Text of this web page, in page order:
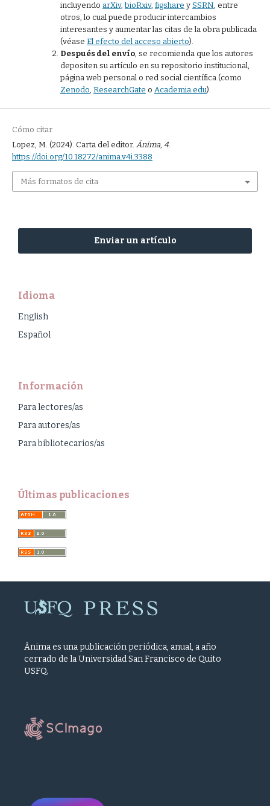
incluyendo arXiv,bioRxiv, figshare y SSRN, entre
otros, lo cual puede producir intercambios
interesantes y aumentar las citas de la obra publicada
(véase El efecto del acceso abierto).
Después del envío, se recomienda que los autores
depositen su artículo en su repositorio institucional,
página web personal o red social científica (como
Zenodo, ResearchGate o Academia.edu).
Cómo citar
Lopez, M. (2024). Carta del editor. Ánima, 4.
https://doi.org/10.18272/anima.v4i.3388
Más formatos de cita
Enviar un artículo
Idioma
English
Español
Información
Para lectores/as
Para autores/as
Para bibliotecarios/as
Últimas publicaciones
Ánima es una publicación periódica, anual, a año
cerrado de la Universidad San Francisco de Quito
USFQ.